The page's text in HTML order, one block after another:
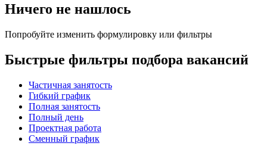
Ничего не нашлось
Попробуйте изменить формулировку или фильтры
Быстрые фильтры подбора вакансий
Частичная занятость
Гибкий график
Полная занятость
Полный день
Проектная работа
Сменный график